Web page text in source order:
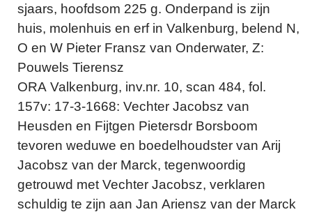
sjaars, hoofdsom 225 g. Onderpand is zijn
huis, molenhuis en erf in Valkenburg, belend N,
O en W Pieter Fransz van Onderwater, Z:
Pouwels Tierensz
ORA Valkenburg, inv.nr. 10, scan 484, fol.
157v: 17-3-1668: Vechter Jacobsz van
Heusden en Fijtgen Pietersdr Borsboom
tevoren weduwe en boedelhoudster van Arij
Jacobsz van der Marck, tegenwoordig
getrouwd met Vechter Jacobsz, verklaren
schuldig te zijn aan Jan Ariensz van der Marck